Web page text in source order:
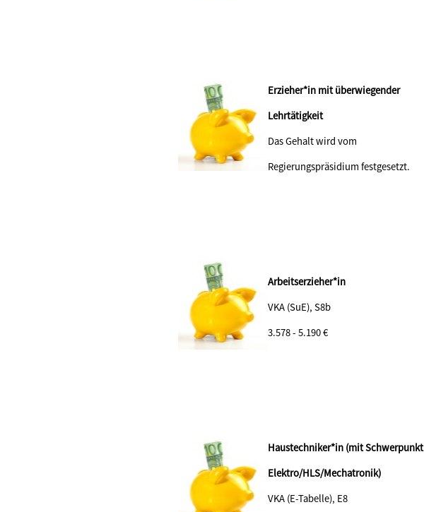
Erzieher*in mit überwiegender
Lehrtätigkeit
Das Gehalt wird vom
Regierungspräsidium festgesetzt.
Arbeitserzieher*in
VKA (SuE), S8b
3.578 - 5.190 €
Haustechniker*in (mit Schwerpunkt
Elektro/HLS/Mechatronik)
VKA (E-Tabelle), E8